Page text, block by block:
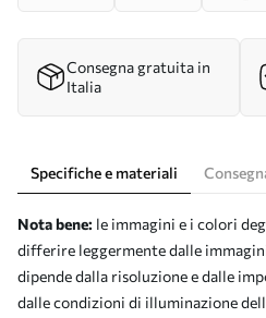
Consegna gratuita in
Italia
Specifiche e materiali
Nota bene: le immagini e i colori
differire leggermente dalle
dipende dalla risoluzione e dalle
dalle condizioni di illuminazione